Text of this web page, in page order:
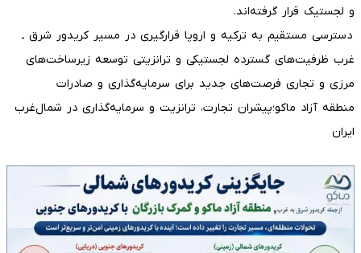
و لجستیک قرار گرفته‌اند.
دسترسی مستقیم به ترکیه و اروپا قرارگیری در مسیر کریدور شرق ـ
غرب ظرفیت‌های گسترده لجستیکی و ترانزیتی توسعه زیرساخت‌های
مرزی و تجاری فرصت‌های جدید برای سرمایه‌گذاری و صادرات
منطقه آزاد ماکو؛پیشران تجارت، ترانزیت و سرمایه‌گذاری در شمال‌غرب
ایران